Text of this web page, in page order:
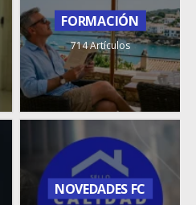
FORMACIÓN
714 Artículos
NOVEDADES FC